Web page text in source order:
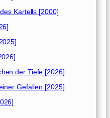
Kartells [2000]
der Tiefe [2026]
Gefallen [2025]